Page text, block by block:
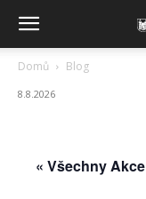
Domů Blog
8.8.2026
« Všechny Akce